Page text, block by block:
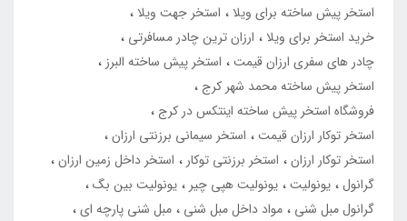
استخر پیش ساخته برای ویلا
استخر جهت ویلا
خرید استخر برای ویلا
ارزان ترین چادر مسافرتی
چادر های سفری ارزان قیمت
استخر پیش ساخته البرز
استخر پیش ساخته محمد شهر کرج
فروشگاه استخر پیش ساخته اینتکس در کرج
استخر توکار ارزان قیمت
استخر سیمانی برزنتی ارزان
استخر توکار ارزان
استخر برزنتی توکار
استخر داخل زمین ارزان
گرانول یونولیت یونولیت هپی چیر یونولیت بین بگ
گرانول مبل شنی
مواد داخل مبل شنی
مبل شنی پارچه ای